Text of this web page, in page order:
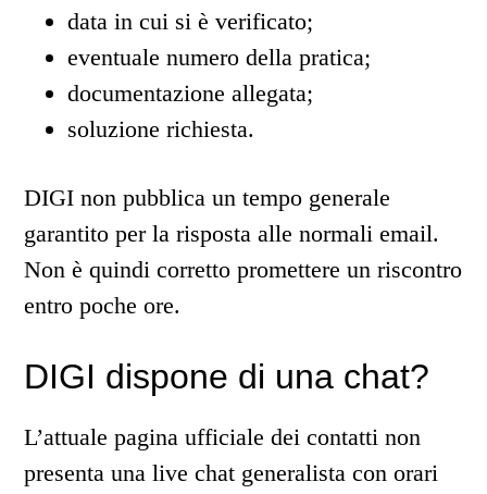
data in cui si è verificato;
eventuale numero della pratica;
documentazione allegata;
soluzione richiesta.
DIGI non pubblica un tempo generale
garantito per la risposta alle normali email.
Non è quindi corretto promettere un riscontro
entro poche ore.
DIGI dispone di una chat?
L’attuale pagina ufficiale dei contatti non
presenta una live chat generalista con orari